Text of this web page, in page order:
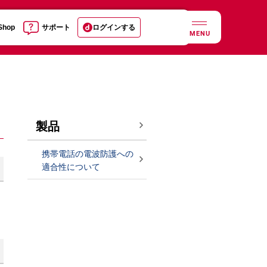
サポート ログインする
MENU
製品
携帯電話の電波防護への
適合性について